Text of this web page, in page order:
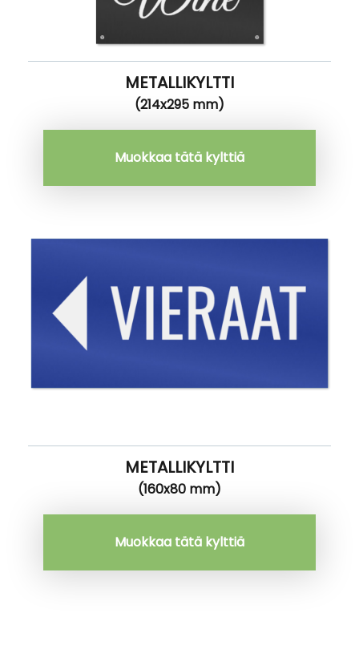
METALLIKYLTTI
(214x295 mm)
Muokkaa tätä kylttiä
METALLIKYLTTI
(160x80 mm)
Muokkaa tätä kylttiä